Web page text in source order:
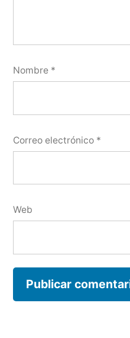
Nombre *
Correo electrónico *
Web